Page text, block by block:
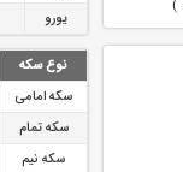
یورو
نوع سکه
سکه امامی
سکه تمام
سکه نیم